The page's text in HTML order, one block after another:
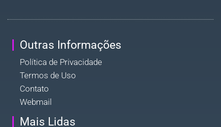
Outras Informações
Política de Privacidade
Termos de Uso
Contato
Webmail
Mais Lidas